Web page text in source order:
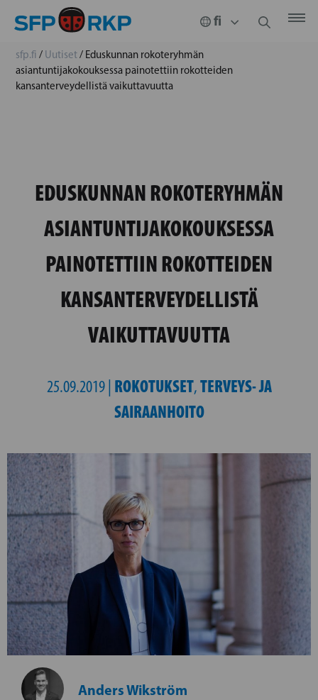
sfp.fi / Uutiset/ Eduskunnan rokoteryhmän
asiantuntijakokouksessa painotettiin rokotteiden
kansanterveydellistä vaikuttavuutta
EDUSKUNNAN ROKOTERYHMÄN
ASIANTUNTIJAKOKOUKSESSA
PAINOTETTIIN ROKOTTEIDEN
KANSANTERVEYDELLISTÄ
VAIKUTTAVUUTTA
25.09.2019 | ROKOTUKSET,TERVEYS- JA
SAIRAANHOITO
Anders Wikström